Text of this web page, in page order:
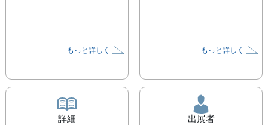
もっと詳しく もっと詳しく
詳細 出展者